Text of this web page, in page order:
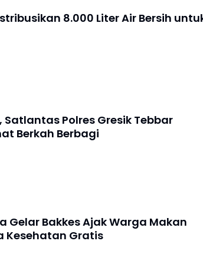
8.000 Liter Air Bersih
Polres Gresik Tebbar
Berkah Berbagi
Gelar Bakkes Ajak Warga Makan
Kesehatan Gratis